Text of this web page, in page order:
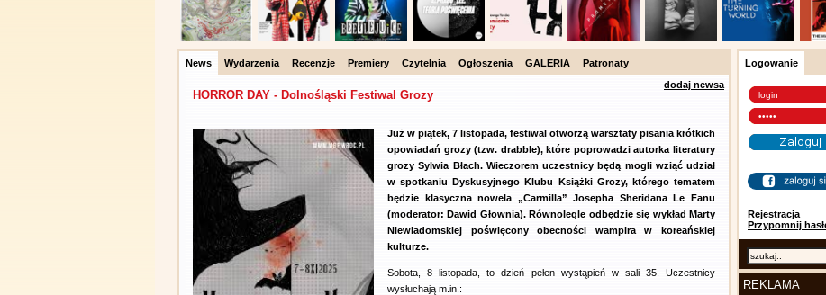
News Wydarzenia Recenzje Premiery Czytelnia Ogłoszenia GALERIA
Patronaty
dodaj newsa
HORROR DAY - Dolnośląski Festiwal Grozy
Już w piątek, 7 listopada, festiwal otworzą warsztaty pisania krótkich
opowiadań grozy (tzw. drabble), które poprowadzi autorka literatury
grozy Sylwia Błach. Wieczorem uczestnicy będą mogli wziąć udział
w spotkaniu Dyskusyjnego Klubu Książki Grozy, którego tematem
będzie klasyczna nowela „Carmilla” Josepha Sheridana Le Fanu
(moderator: Dawid Głownia). Równolegle odbędzie się wykład Marty
Niewiadomskiej poświęcony obecności wampira w koreańskiej
kulturze.
Sobota, 8 listopada, to dzień pełen wystąpień w sali 35. Uczestnicy
wysłuchają m.in.:
Logowanie
Rejestracja
Przypomnij
REKLAMA